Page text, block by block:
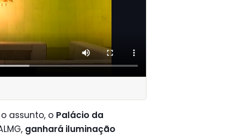
assunto, o Palácio da
ganhará iluminação